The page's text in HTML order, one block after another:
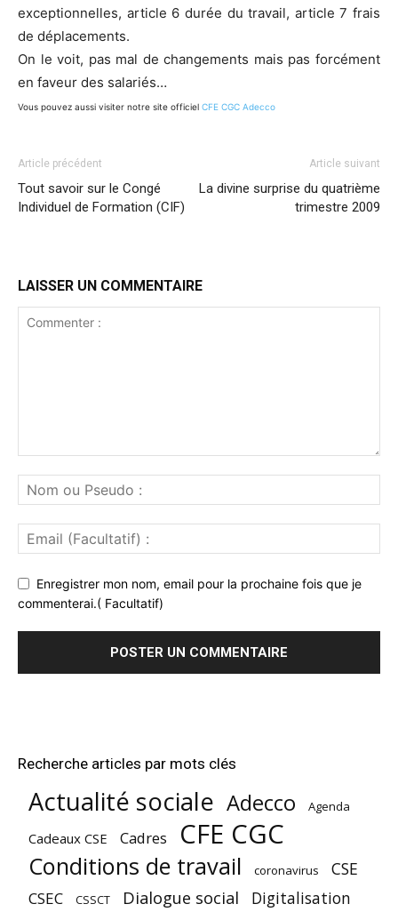
exceptionnelles, article 6 durée du travail, article 7 frais
de déplacements.
On le voit, pas mal de changements mais pas forcément
en faveur des salariés…
Vous pouvez aussi visiter notre site officiel CFE CGC Adecco
Article précédent
Tout savoir sur le Congé
Individuel de Formation (CIF)
Article suivant
La divine surprise du quatrième
trimestre 2009
LAISSER UN COMMENTAIRE
Enregistrer mon nom, email pour la prochaine fois que je
commenterai.( Facultatif)
Recherche articles par mots clés
Actualité sociale Adecco Agenda
Cadeaux CSE Cadres CFE CGC
Conditions de travail coronavirus CSE
CSEC CSSCT Dialogue social Digitalisation